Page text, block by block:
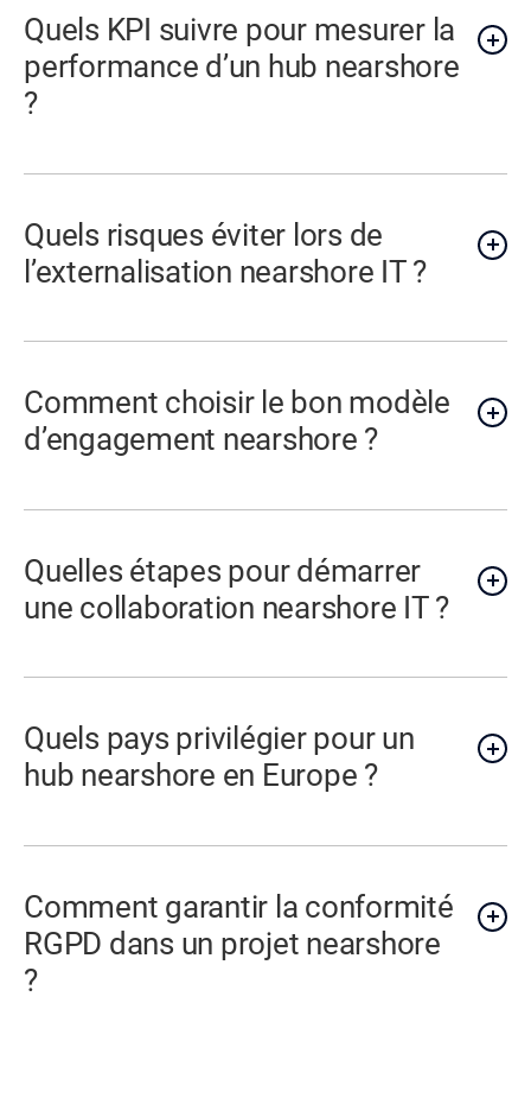
Quels KPI suivre pour mesurer la
performance d’un hub nearshore
?
Quels risques éviter lors de
l’externalisation nearshore IT ?
Comment choisir le bon modèle
d’engagement nearshore ?
Quelles étapes pour démarrer
une collaboration nearshore IT ?
Quels pays privilégier pour un
hub nearshore en Europe ?
Comment garantir la conformité
RGPD dans un projet nearshore
?